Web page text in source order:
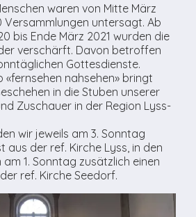
waren von Mitte März
Versammlungen untersagt. Ab
bis Ende März 2021 wurden die
verschärft. Davon betroffen
Gottesdienste.
«fernsehen nahsehen» bringt
in die Stuben unserer
Zuschauer in der Region Lyss-
wir jeweils am 3. Sonntag
aus der ref. Kirche Lyss, in den
1. Sonntag zusätzlich einen
ref. Kirche Seedorf.